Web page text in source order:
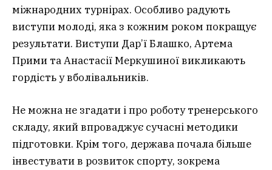
міжнародних турнірах. Особливо радують
виступи молоді, яка з кожним роком покращує
результати. Виступи Дар’ї Блашко, Артема
Прими та Анастасії Меркушиної викликають
гордість у вболівальників.
Не можна не згадати і про роботу тренерського
складу, який впроваджує сучасні методики
підготовки. Крім того, держава почала більше
інвестувати в розвиток спорту, зокрема